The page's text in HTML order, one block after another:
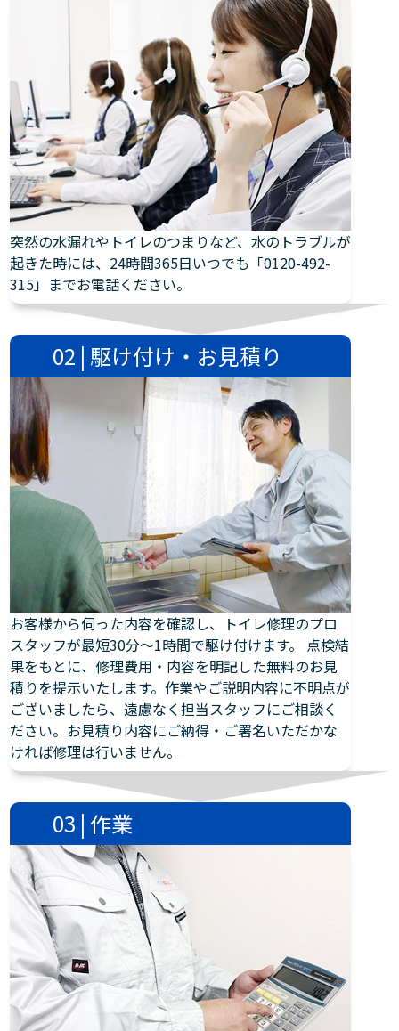
突然の水漏れやトイレのつまりなど、水のトラブルが
起きた時には、24時間365日いつでも「0120-492-
315」までお電話ください。
02 | 駆け付け・お見積り
お客様から伺った内容を確認し、トイレ修理のプロ
スタッフが最短30分～1時間で駆け付けます。 点検結
果をもとに、修理費用・内容を明記した無料のお見
積りを提示いたします。作業やご説明内容に不明点が
ございましたら、遠慮なく担当スタッフにご相談く
ださい。お見積り内容にご納得・ご署名いただかな
ければ修理は行いません。
03 | 作業